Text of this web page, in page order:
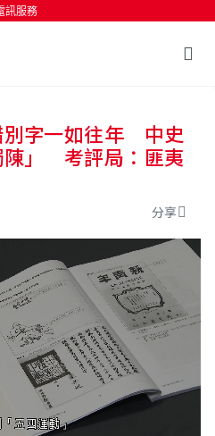
訊服務
別字一如往年 中史
陳」 考評局：匪夷
分享